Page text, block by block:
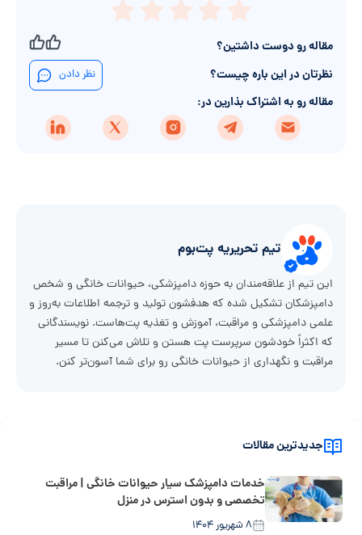
مقاله رو دوست داشتین؟
نظرتان در این باره چیست؟
نظر دادن
مقاله رو به اشتراک بذارین در:
تیم تحریریه پت‌بوم
این تیم از علاقه‌مندان به حوزه دامپزشکی، حیوانات خانگی و شخص
دامپزشکان تشکیل شده که هدفشون تولید و ترجمه اطلاعات به‌روز و
علمی دامپزشکی و مراقبت، آموزش و تغذیه پت‌هاست. نویسندگانی
که اکثراً خودشون سرپرست پت هستن و تلاش می‌کنن تا مسیر
مراقبت و نگهداری از حیوانات خانگی رو برای شما آسون‌تر کنن.
جدیدترین مقالات
خدمات دامپزشک سیار حیوانات خانگی | مراقبت
تخصصی و بدون استرس در منزل
۸ شهریور ۱۴۰۴